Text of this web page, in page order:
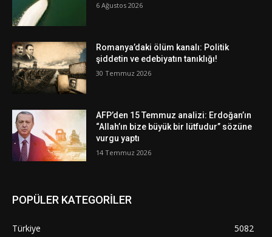
6 Ağustos 2026
Romanya’daki ölüm kanalı: Politik
şiddetin ve edebiyatın tanıklığı!
30 Temmuz 2026
AFP’den 15 Temmuz analizi: Erdoğan’ın
“Allah’ın bize büyük bir lütfudur” sözüne
vurgu yaptı
14 Temmuz 2026
POPÜLER KATEGORİLER
Türkiye
5082